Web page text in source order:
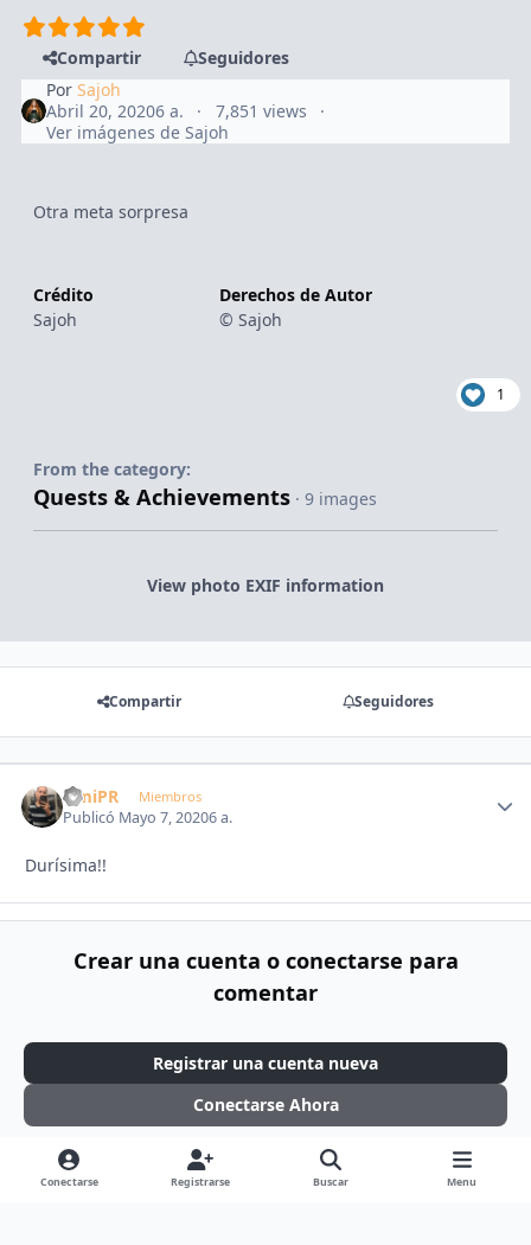
Compartir
Seguidores
PorSajoh
Abril 20, 20206 a.
7,851 views
Ver imágenes de Sajoh
Otra meta sorpresa
Crédito
Sajoh
Derechos de Autor
© Sajoh
1
From the category:
Quests & Achievements · 9 images
View photo EXIF information
Compartir Seguidores
OmiPR Miembros
Publicó Mayo 7, 20206 a.
Durísima!!
Crear una cuenta o conectarse para
comentar
Registrar una cuenta nueva
Conectarse Ahora
Conectarse Registrarse Buscar Menu